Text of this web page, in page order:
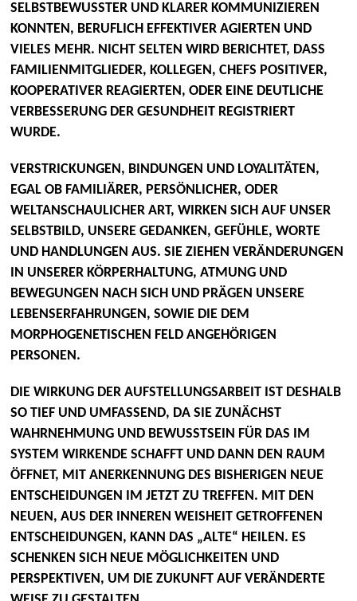
SELBSTBEWUSSTER UND KLARER KOMMUNIZIEREN
KONNTEN, BERUFLICH EFFEKTIVER AGIERTEN UND
VIELES MEHR. NICHT SELTEN WIRD BERICHTET, DASS
FAMILIENMITGLIEDER, KOLLEGEN, CHEFS POSITIVER,
KOOPERATIVER REAGIERTEN, ODER EINE DEUTLICHE
VERBESSERUNG DER GESUNDHEIT REGISTRIERT
WURDE.
VERSTRICKUNGEN, BINDUNGEN UND LOYALITÄTEN,
EGAL OB FAMILIÄRER, PERSÖNLICHER, ODER
WELTANSCHAULICHER ART, WIRKEN SICH AUF UNSER
SELBSTBILD, UNSERE GEDANKEN, GEFÜHLE, WORTE
UND HANDLUNGEN AUS. SIE ZIEHEN VERÄNDERUNGEN
IN UNSERER KÖRPERHALTUNG, ATMUNG UND
BEWEGUNGEN NACH SICH UND PRÄGEN UNSERE
LEBENSERFAHRUNGEN, SOWIE DIE DEM
MORPHOGENETISCHEN FELD ANGEHÖRIGEN
PERSONEN.
DIE WIRKUNG DER AUFSTELLUNGSARBEIT IST DESHALB
SO TIEF UND UMFASSEND, DA SIE ZUNÄCHST
WAHRNEHMUNG UND BEWUSSTSEIN FÜR DAS IM
SYSTEM WIRKENDE SCHAFFT UND DANN DEN RAUM
ÖFFNET, MIT ANERKENNUNG DES BISHERIGEN NEUE
ENTSCHEIDUNGEN IM JETZT ZU TREFFEN. MIT DEN
NEUEN, AUS DER INNEREN WEISHEIT GETROFFENEN
ENTSCHEIDUNGEN, KANN DAS „ALTE“ HEILEN. ES
SCHENKEN SICH NEUE MÖGLICHKEITEN UND
PERSPEKTIVEN, UM DIE ZUKUNFT AUF VERÄNDERTE